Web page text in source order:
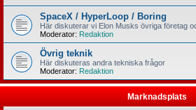
SpaceX / HyperLoop / Boring
Här diskuterar vi Elon Musks övriga företag
Moderator: Redaktion
Övrig teknik
Här diskuteras andra tekniska frågor
Moderator: Redaktion
Marknadsplats